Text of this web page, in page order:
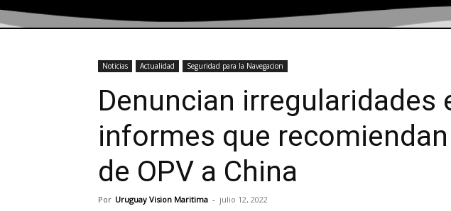
Noticias Actualidad Seguridad para la Navegacion
Denuncian irregularidades
informes que
de OPV a China
Por Uruguay Vision Maritima - julio 12, 2022